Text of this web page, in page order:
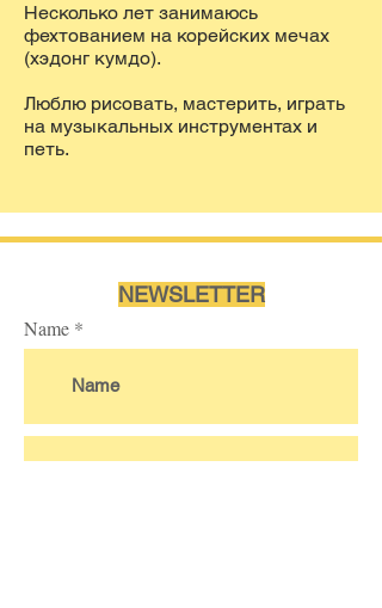
Несколько лет занимаюсь
фехтованием на корейских мечах
(хэдонг кумдо).
Люблю рисовать, мастерить, играть
на музыкальных инструментах и
петь.
NEWSLETTER
Name